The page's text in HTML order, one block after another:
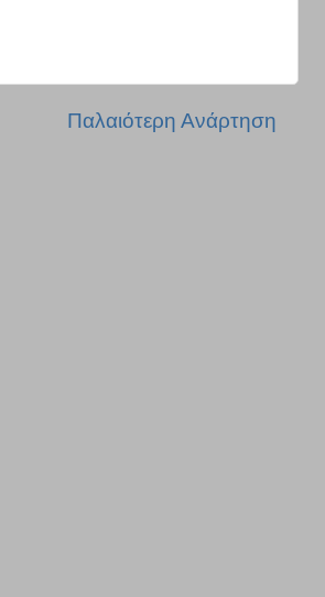
Παλαιότερη Ανάρτηση